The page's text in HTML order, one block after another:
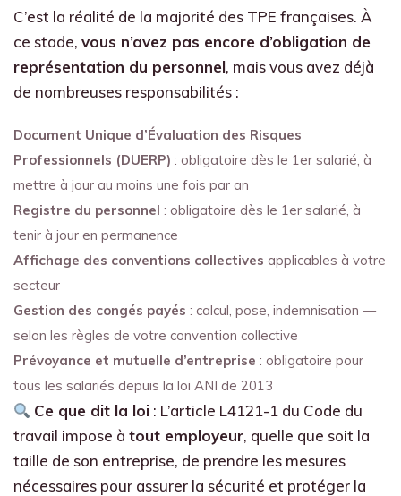
C’est la réalité de la majorité des TPE françaises. À
ce stade, vous n’avez pas encore d’obligation de
représentation du personnel, mais vous avez déjà
de nombreuses responsabilités :
Document Unique d’Évaluation des Risques
Professionnels (DUERP) : obligatoire dès le 1er salarié, à
mettre à jour au moins une fois par an
Registre du personnel : obligatoire dès le 1er salarié, à
tenir à jour en permanence
Affichage des conventions collectives applicables à votre
secteur
Gestion des congés payés : calcul, pose, indemnisation —
selon les règles de votre convention collective
Prévoyance et mutuelle d’entreprise : obligatoire pour
tous les salariés depuis la loi ANI de 2013
Ce que dit la loi : L’article L4121-1 du Code du
travail impose à tout employeur, quelle que soit la
taille de son entreprise, de prendre les mesures
nécessaires pour assurer la sécurité et protéger la